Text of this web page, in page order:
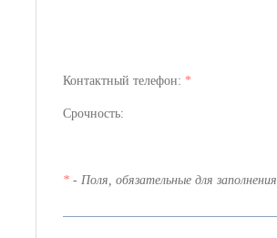
Контактный телефон: *
Срочность:
* - Поля, обязательные для заполнения